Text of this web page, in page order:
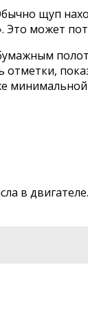
щуп
может
отметки,
в